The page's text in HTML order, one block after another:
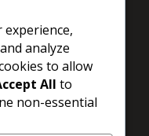
analyze
to allow
All to
non-essential